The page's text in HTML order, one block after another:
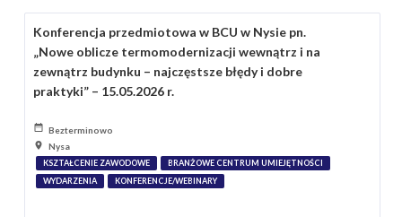
Konferencja przedmiotowa w BCU w Nysie pn.
„Nowe oblicze termomodernizacji wewnątrz i na
zewnątrz budynku – najczęstsze błędy i dobre
praktyki” – 15.05.2026 r.
Bezterminowo
Nysa
KSZTAŁCENIE ZAWODOWE
BRANŻOWE CENTRUM UMIEJĘTNOŚCI
WYDARZENIA
KONFERENCJE/WEBINARY